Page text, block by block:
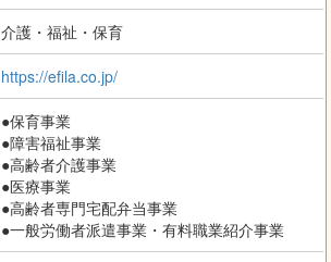
介護・福祉・保育
https://efila.co.jp/
●保育事業
●障害福祉事業
●高齢者介護事業
●医療事業
●高齢者専門宅配弁当事業
●一般労働者派遣事業・有料職業紹介事業